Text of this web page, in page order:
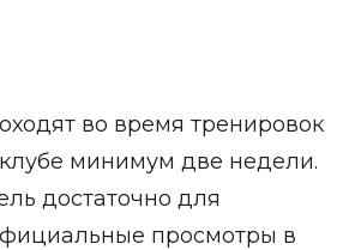
во время тренировок
минимум две недели.
достаточно для
просмотры в